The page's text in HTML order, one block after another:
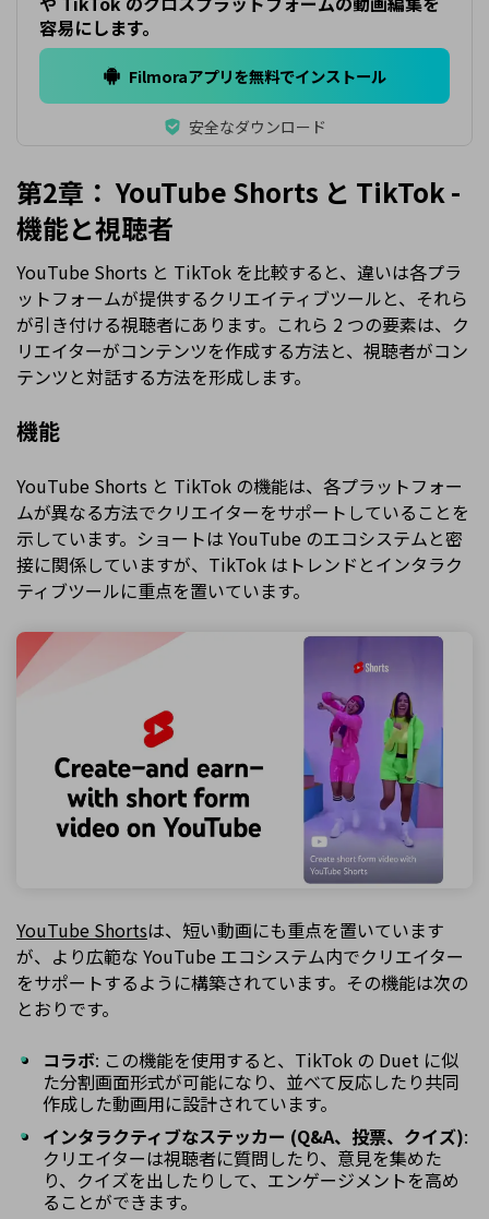
容易にします。
Filmoraアプリを無料でインストール
安全なダウンロード
第2章： YouTube Shorts と TikTok -
機能と視聴者
YouTube Shorts と TikTok を比較すると、違いは各プラ
ットフォームが提供するクリエイティブツールと、それら
が引き付ける視聴者にあります。これら 2 つの要素は、ク
リエイターがコンテンツを作成する方法と、視聴者がコン
テンツと対話する方法を形成します。
機能
YouTube Shorts と TikTok の機能は、各プラットフォー
ムが異なる方法でクリエイターをサポートしていることを
示しています。ショートは YouTube のエコシステムと密
接に関係していますが、TikTok はトレンドとインタラク
ティブツールに重点を置いています。
YouTube Shortsは、短い動画にも重点を置いています
が、より広範な YouTube エコシステム内でクリエイター
をサポートするように構築されています。その機能は次の
とおりです。
コラボ: この機能を使用すると、TikTok の Duet に似
た分割画面形式が可能になり、並べて反応したり共同
作成した動画用に設計されています。
インタラクティブなステッカー (Q&A、投票、クイズ):
クリエイターは視聴者に質問したり、意見を集めた
り、クイズを出したりして、エンゲージメントを高め
ることができます。